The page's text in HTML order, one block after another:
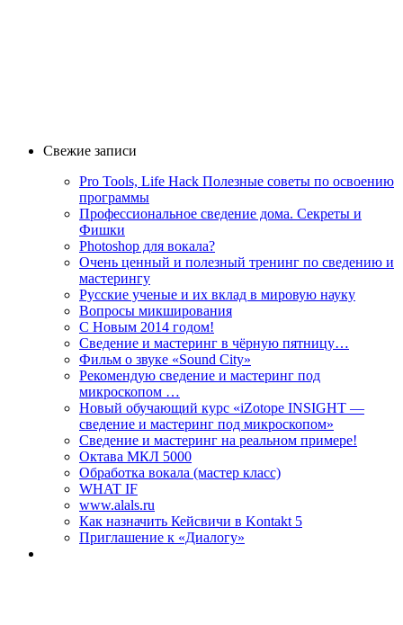
Свежие записи
Pro Tools, Life Hack Полезные советы по освоению
программы
Профессиональное сведение дома. Секреты и
Фишки
Photoshop для вокала?
Очень ценный и полезный тренинг по сведению и
мастерингу
Русские ученые и их вклад в мировую науку
Вопросы микширования
C Новым 2014 годом!
Сведение и мастеринг в чёрную пятницу…
Фильм о звуке «Sоund Сity»
Рекомендую сведение и мастеринг под
микроскопом …
Новый обучающий курс «iZotope INSIGHT —
сведение и мастеринг под микроскопом»
Сведение и мастеринг на реальном примере!
Октава МКЛ 5000
Обработка вокала (мастер класс)
WHAT IF
www.alals.ru
Как назначить Кейсвичи в Kontakt 5
Приглашение к «Диалогу»